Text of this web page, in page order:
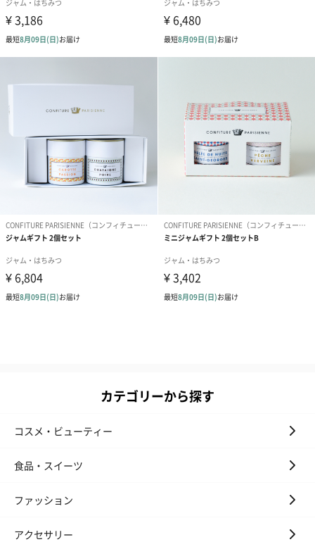
カテゴリーから探す
コスメ・ビューティー
食品・スイーツ
ファッション
アクセサリー